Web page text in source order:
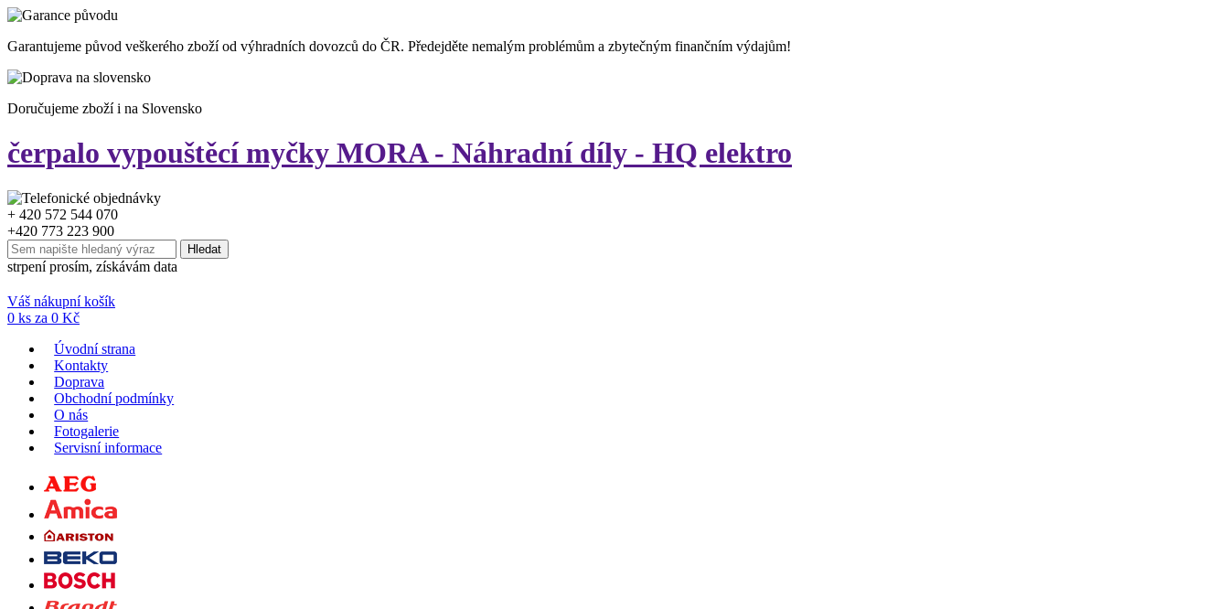
Garantujeme původ veškerého zboží od výhradních dovozců do ČR. Předejděte nemalým problémům a zbytečným finančním výdajům!
Doručujeme zboží i na Slovensko
čerpalo vypouštěcí myčky MORA - Náhradní díly - HQ elektro
+ 420 572 544 070
+420 773 223 900
strpení prosím, získávám data
Váš nákupní košík
0 ks za 0 Kč
Úvodní strana
Kontakty
Doprava
Obchodní podmínky
O nás
Fotogalerie
Servisní informace